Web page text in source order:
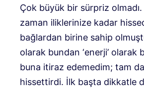
Çok büyük bir sürpriz
zaman iliklerinize kadar
bağlardan birine sahip
olarak bundan ‘enerji’ olarak
buna itiraz edemedim; tam
hissettirdi. İlk başta dikkatle